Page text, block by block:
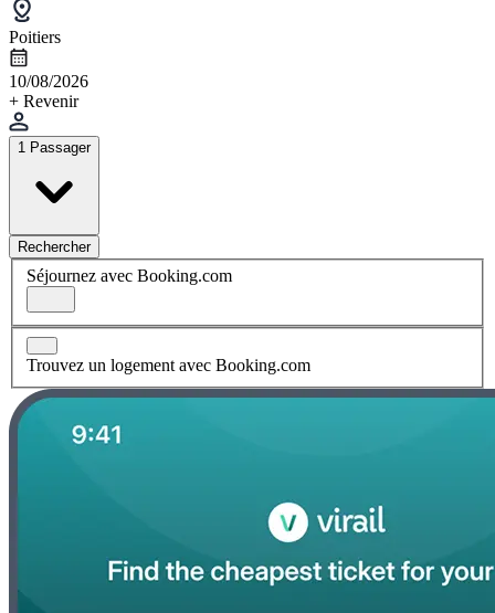
Poitiers
10/08/2026
+ Revenir
1 Passager
Rechercher
Séjournez avec Booking.com
Trouvez un logement avec Booking.com